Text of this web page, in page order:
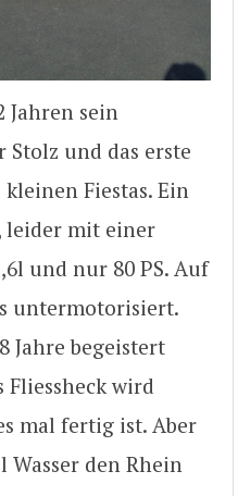
Jahren sein
Stolz und das erste
Fiestas. Ein
leider mit einer
und nur 80 PS. Auf
untermotorisiert.
Jahre begeistert
Fliessheck wird
mal fertig ist. Aber
den Rhein